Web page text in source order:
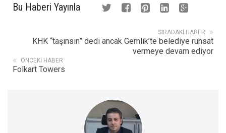
Bu Haberi Yayınla
SIRADAKI HABER
KHK “taşınsın” dedi ancak Gemlik’te belediye ruhsat
vermeye devam ediyor
ÖNCEKI HABER
Folkart Towers